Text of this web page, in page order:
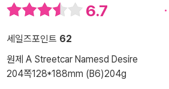
6.7
세일즈포인트 62
원제 A Streetcar Namesd Desire
204쪽128*188mm (B6)204g